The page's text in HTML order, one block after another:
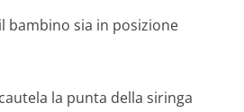
bambino sia in posizione
la punta della siringa